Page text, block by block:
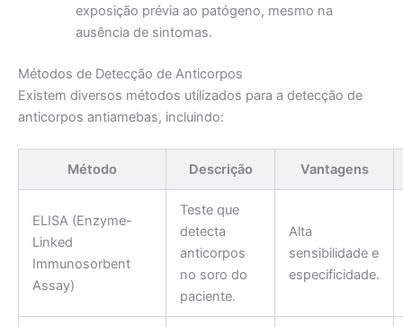
exposição prévia ao patógeno, mesmo na
ausência de sintomas.
Métodos de Detecção de Anticorpos
Existem diversos métodos utilizados para a detecção de
anticorpos antiamebas, incluindo:
Método Descrição Vantagens
ELISA (Enzyme-
Linked
Immunosorbent
Assay)
Teste que
detecta
anticorpos
no soro do
paciente.
Alta
sensibilidade e
especificidade.